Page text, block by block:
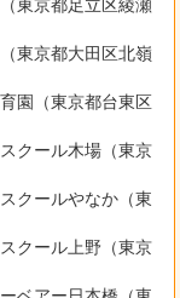
東京都大田区北嶺
園（東京都台東区
クール木場（東京
クールやなか（東
クール上野（東京